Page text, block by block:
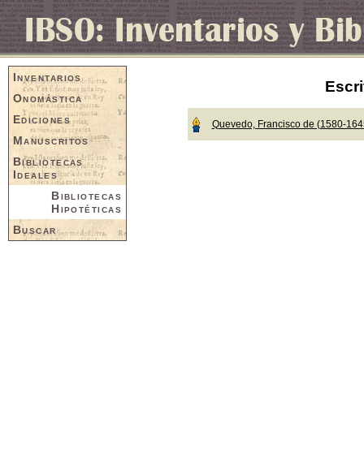
Inventarios
Onomástica
Ediciones
Manuscritos
Bibliotecas
Ideales
Bibliotecas
Hipotéticas
Buscar
Quevedo, Francisco de (1580-